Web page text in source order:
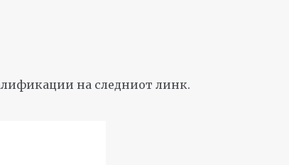
на следниот линк.